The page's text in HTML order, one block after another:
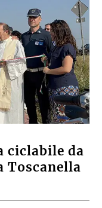
ciclabile da
Toscanella